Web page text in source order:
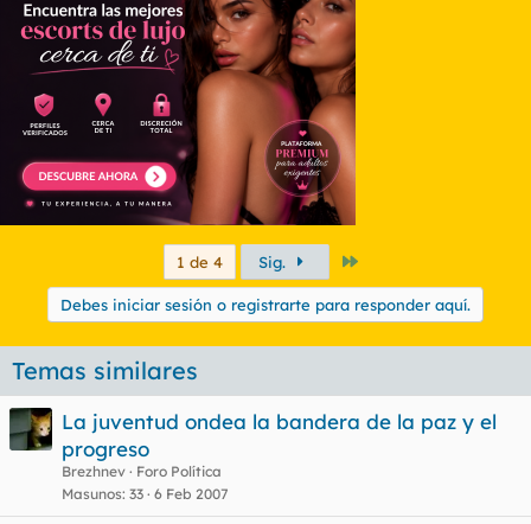
1 de 4 Sig.
Debes iniciar sesión o registrarte para responder aquí.
Temas similares
La juventud ondea la bandera de la paz y el
progreso
Brezhnev
Foro Política
Masunos 33 6 Feb 2007